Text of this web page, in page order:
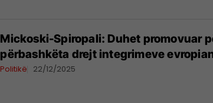
Mickoski-Spiropali: Duhet promovuar
përbashkëta drejt integrimeve
Politikë 22/12/2025